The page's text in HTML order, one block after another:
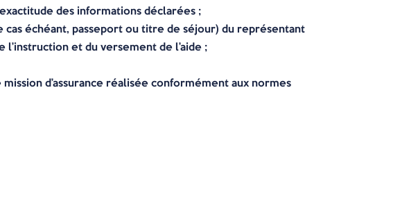
des informations déclarées ;
échéant, passeport ou titre de séjour) du représentant
et du versement de l’aide ;
d’assurance réalisée conformément aux normes